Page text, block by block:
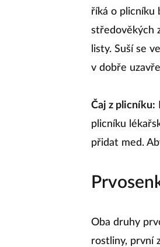
říká o plicníku
středověkých
listy. Suší se
v dobře
Čaj z plicníku:
plicníku
přidat med.
Oba druhy
rostliny, první